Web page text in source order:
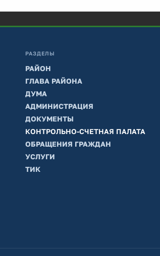
РАЗДЕЛЫ
РАЙОН
ГЛАВА РАЙОНА
ДУМА
АДМИНИСТРАЦИЯ
ДОКУМЕНТЫ
КОНТРОЛЬНО-СЧЕТНАЯ ПАЛАТА
ОБРАЩЕНИЯ ГРАЖДАН
УСЛУГИ
ТИК